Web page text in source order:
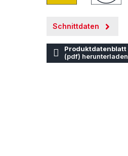
Schnittdaten
Produktdatenblatt
(pdf) herunterladen